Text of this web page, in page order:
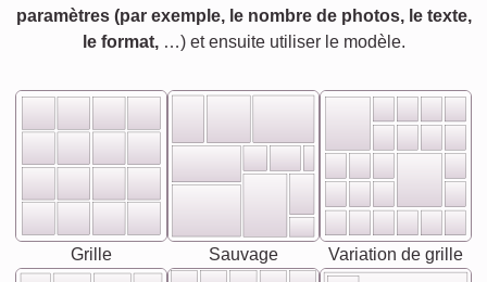
paramètres (par exemple, le nombre de photos, le texte,
le format,…) et ensuite utiliser le modèle.
Grille Sauvage Variation de grille